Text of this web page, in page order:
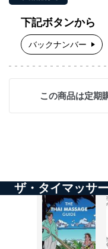
下記ボタンから
バックナンバー
この商品は定期
ザ・タイマッサ